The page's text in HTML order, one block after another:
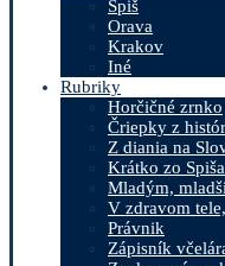
Spiš
Orava
Krakov
Iné
Rubriky
Horčičné zrnko
Čriepky z
Z diania na
Krátko zo
Mladým,
V zdravom
Právnik
Zápisník